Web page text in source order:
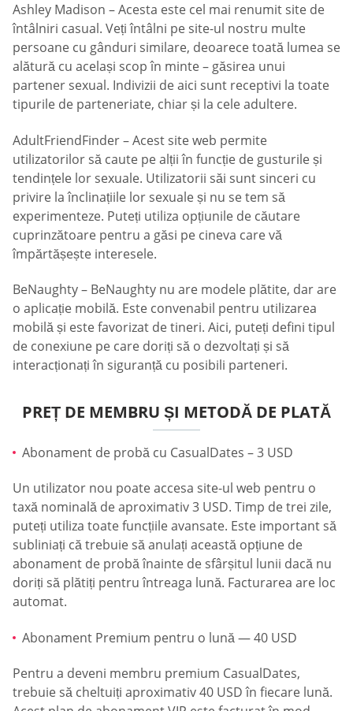
Ashley Madison – Acesta este cel mai renumit site de
întâlniri casual. Veți întâlni pe site-ul nostru multe
persoane cu gânduri similare, deoarece toată lumea se
alătură cu același scop în minte – găsirea unui
partener sexual. Indivizii de aici sunt receptivi la toate
tipurile de parteneriate, chiar și la cele adultere.
AdultFriendFinder – Acest site web permite
utilizatorilor să caute pe alții în funcție de gusturile și
tendințele lor sexuale. Utilizatorii săi sunt sinceri cu
privire la înclinațiile lor sexuale și nu se tem să
experimenteze. Puteți utiliza opțiunile de căutare
cuprinzătoare pentru a găsi pe cineva care vă
împărtășește interesele.
BeNaughty – BeNaughty nu are modele plătite, dar are
o aplicație mobilă. Este convenabil pentru utilizarea
mobilă și este favorizat de tineri. Aici, puteți defini tipul
de conexiune pe care doriți să o dezvoltați și să
interacționați în siguranță cu posibili parteneri.
PREȚ DE MEMBRU ȘI METODĂ DE PLATĂ
Abonament de probă cu СasualDates – 3 USD
Un utilizator nou poate accesa site-ul web pentru o
taxă nominală de aproximativ 3 USD. Timp de trei zile,
puteți utiliza toate funcțiile avansate. Este important să
subliniați că trebuie să anulați această opțiune de
abonament de probă înainte de sfârșitul lunii dacă nu
doriți să plătiți pentru întreaga lună. Facturarea are loc
automat.
Abonament Premium pentru o lună — 40 USD
Pentru a deveni membru premium СasualDates,
trebuie să cheltuiți aproximativ 40 USD în fiecare lună.